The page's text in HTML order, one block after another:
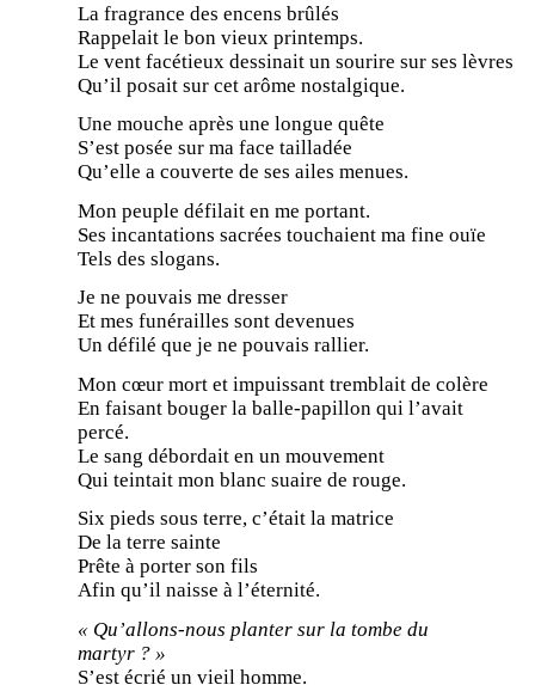
La fragrance des encens brûlés
Rappelait le bon vieux printemps.
Le vent facétieux dessinait un sourire sur ses lèvres
Qu’il posait sur cet arôme nostalgique.
Une mouche après une longue quête
S’est posée sur ma face tailladée
Qu’elle a couverte de ses ailes menues.
Mon peuple défilait en me portant.
Ses incantations sacrées touchaient ma fine ouïe
Tels des slogans.
Je ne pouvais me dresser
Et mes funérailles sont devenues
Un défilé que je ne pouvais rallier.
Mon cœur mort et impuissant tremblait de colère
En faisant bouger la balle-papillon qui l’avait
percé.
Le sang débordait en un mouvement
Qui teintait mon blanc suaire de rouge.
Six pieds sous terre, c’était la matrice
De la terre sainte
Prête à porter son fils
Afin qu’il naisse à l’éternité.
« Qu’allons-nous planter sur la tombe du
martyr ? »
S’est écrié un vieil homme.